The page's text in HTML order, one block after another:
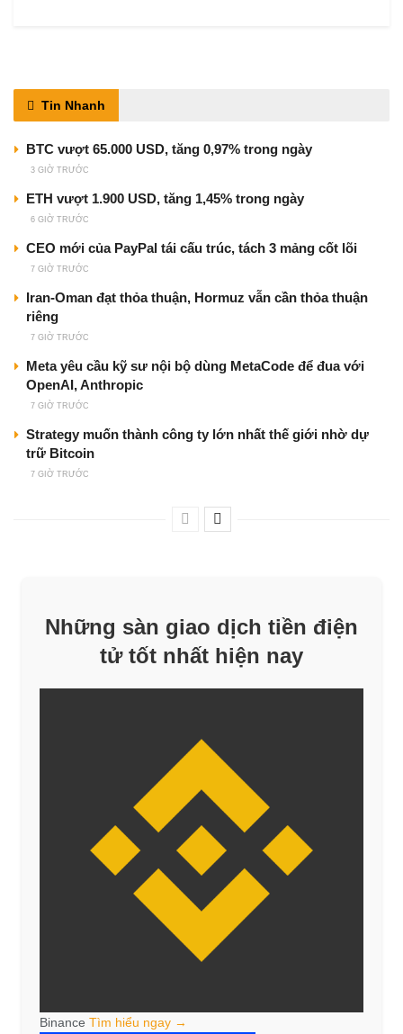
Tin Nhanh
BTC vượt 65.000 USD, tăng 0,97% trong ngày
3 GIỜ TRƯỚC
ETH vượt 1.900 USD, tăng 1,45% trong ngày
6 GIỜ TRƯỚC
CEO mới của PayPal tái cấu trúc, tách 3 mảng cốt lõi
7 GIỜ TRƯỚC
Iran-Oman đạt thỏa thuận, Hormuz vẫn cần thỏa thuận
riêng
7 GIỜ TRƯỚC
Meta yêu cầu kỹ sư nội bộ dùng MetaCode để đua với
OpenAI, Anthropic
7 GIỜ TRƯỚC
Strategy muốn thành công ty lớn nhất thế giới nhờ dự
trữ Bitcoin
7 GIỜ TRƯỚC
Những sàn giao dịch tiền điện
tử tốt nhất hiện nay
Binance Tìm hiểu ngay →